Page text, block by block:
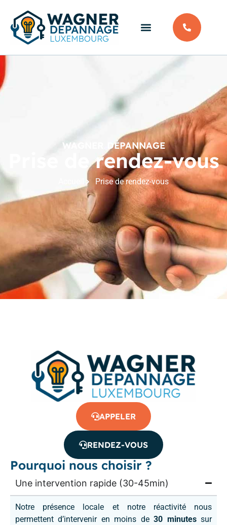
WAGNER DÉPANNAGE
Prise de rendez-vous
Prise de rendez-vous
APPELER
RENDEZ-VOUS
Pourquoi nous choisir ?
Une intervention rapide (30-45min)
Notre présence locale et notre réactivité nous
permettent d’intervenir en moins de30 minutessur